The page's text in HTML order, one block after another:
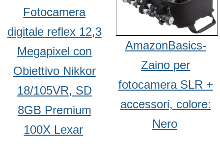
Fotocamera
digitale reflex 12,3
Megapixel con
Obiettivo Nikkor
18/105VR, SD
8GB Premium
100X Lexar
AmazonBasics-
Zaino per
fotocamera SLR +
accessori, colore:
Nero